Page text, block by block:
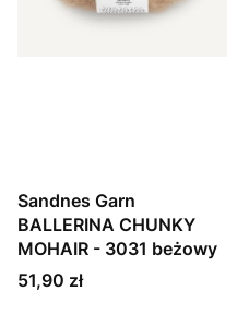
Sandnes Garn
BALLERINA CHUNKY
MOHAIR - 3031 beżowy
Cena
51,90 zł